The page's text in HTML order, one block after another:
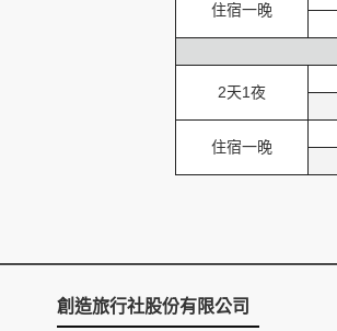
住宿一晚
2天1夜
住宿一晚
創造旅行社股份有限公司